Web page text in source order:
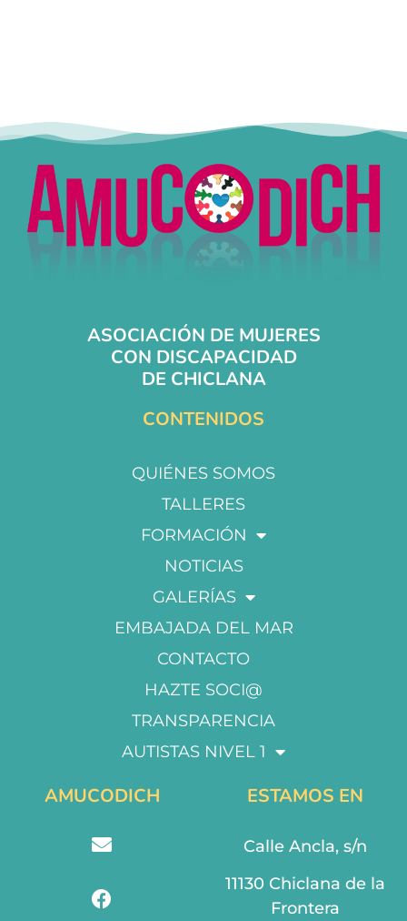
ASOCIACIÓN DE MUJERES
CON DISCAPACIDAD
DE CHICLANA
CONTENIDOS
QUIÉNES SOMOS
TALLERES
FORMACIÓN
NOTICIAS
GALERÍAS
EMBAJADA DEL MAR
CONTACTO
HAZTE SOCI@
TRANSPARENCIA
AUTISTAS NIVEL 1
AMUCODICH ESTAMOS EN
Calle Ancla, s/n
11130 Chiclana de la
Frontera